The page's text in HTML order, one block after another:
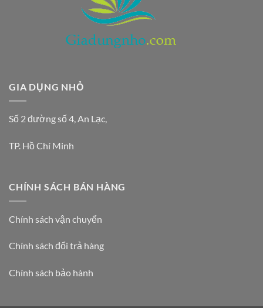
GIA DỤNG NHỎ
Số 2 đường số 4, An Lạc,
TP. Hồ Chí Minh
CHÍNH SÁCH BÁN HÀNG
Chính sách vận chuyển
Chính sách đổi trả hàng
Chính sách bảo hành